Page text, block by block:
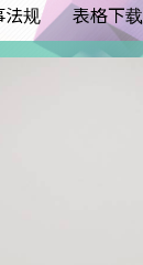
法规 表格下载